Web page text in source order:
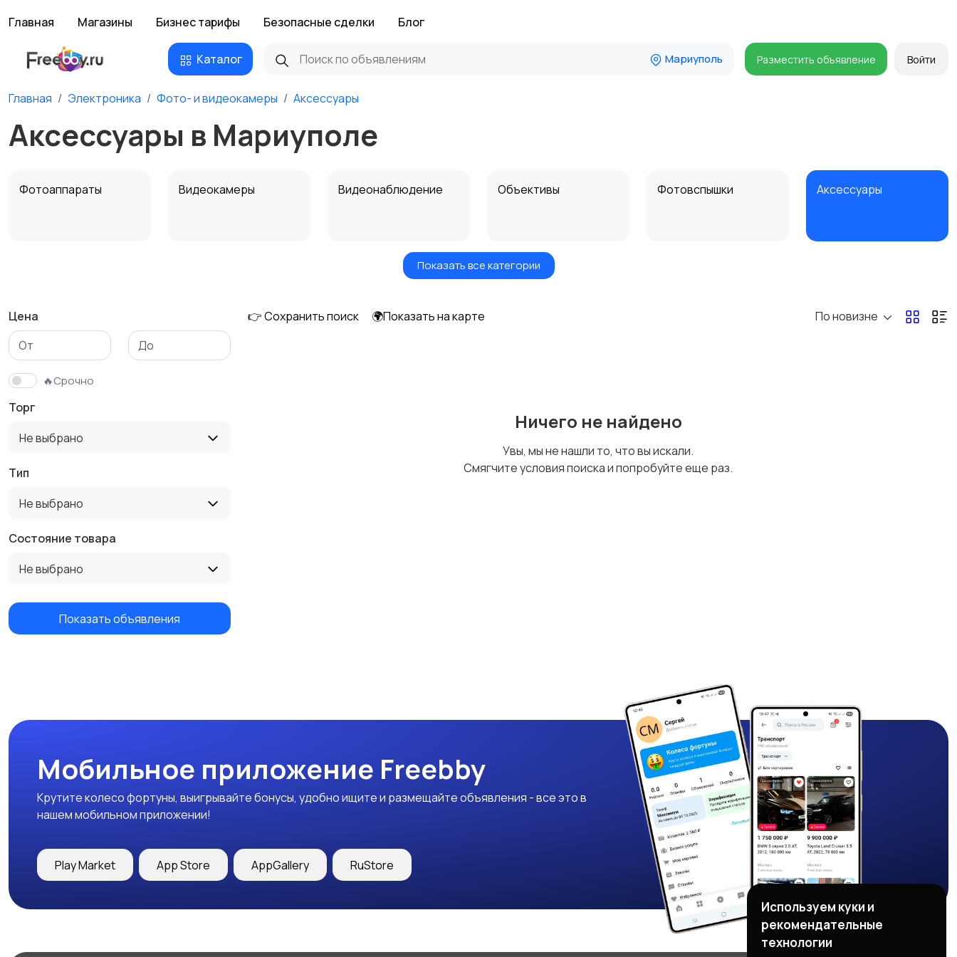
Главная Магазины Бизнес тарифы Безопасные сделки Блог
Каталог Мариуполь Разместить объявление Войти
Главная Электроника Фото- и видеокамеры Аксессуары
Аксессуары в Мариуполе
Фотоаппараты Видеокамеры Видеонаблюдение Объективы Фотовспышки Аксессуары
Компактные
Показать все категории
Цена
🔥Срочно
Торг
Не выбрано
Тип
Не выбрано
Состояние товара
Не выбрано
Показать объявления
👉 Сохранить поиск 🌍Показать на карте По новизне
Ничего не найдено
Увы, мы не нашли то, что вы искали.
Смягчите условия поиска и попробуйте еще раз.
Мобильное приложение Freebby
Крутите колесо фортуны, выигрывайте бонусы, удобно ищите и размещайте объявления - все это в
нашем мобильном приложении!
Play Market App Store AppGallery RuStore
Используем куки и
рекомендательные
технологии